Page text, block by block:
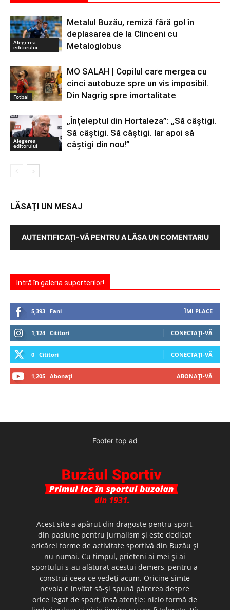
Alegerea
editorului
Metalul Buzău, remiză fără gol în
deplasarea de la Clinceni cu
Metaloglobus
Fotbal
MO SALAH | Copilul care mergea cu
cinci autobuze spre un vis imposibil.
Din Nagrig spre imortalitate
Alegerea
editorului
„Înțeleptul din Hortaleza”: „Să câștigi.
Să câștigi. Să câștigi. Iar apoi să
câștigi din nou!”
LĂSAȚI UN MESAJ
AUTENTIFICAȚI-VĂ PENTRU A LĂSA UN COMENTARIU
Intră în galeria suporterilor!
5,393 Fani ÎMI PLACE
1,124 Cititori CONECTAȚI-VĂ
0 Cititori CONECTAȚI-VĂ
1,205 Abonați ABONAȚI-VĂ
Footer top ad
Acest site a apărut din dragoste pentru sport,
din pasiune pentru jurnalism şi este dedicat
oricărei forme de activitate sportivă din Buzău şi
nu numai. Cu timpul, prieteni ai mei şi ai
sportului s-au alăturat acestui demers, pentru a
construi ceea ce vedeţi acum. Oricine simte
nevoia e invitat să-şi spună părerea despre
orice legat de sport, însă atenţie: nicio formă de